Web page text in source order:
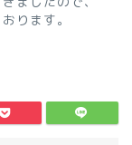
ります。